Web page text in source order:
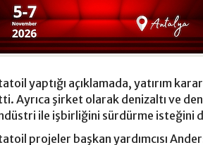
yaptığı açıklamada, yatırım
Ayrıca şirket olarak denizaltı ve
ile işbirliğini sürdürme isteğini
projeler başkan yardımcısı